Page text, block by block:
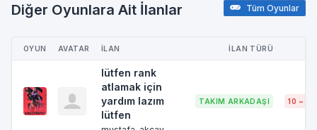
Diğer Oyunlara Ait İlanlar Tüm Oyunlar
OYUN AVATAR İLAN İLAN TÜRÜ
lütfen rank
atlamak için
yardım lazım
lütfen
TAKIM ARKADAŞI 10 ~ 62